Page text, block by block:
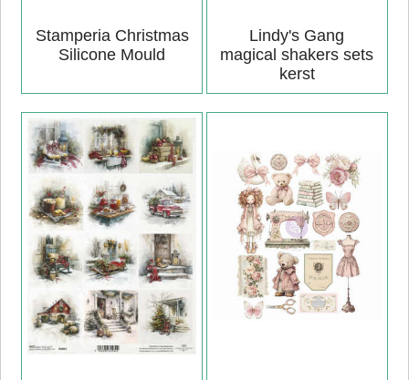
Stamperia Christmas
Silicone Mould
Lindy's Gang
magical shakers sets
kerst